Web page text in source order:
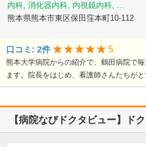
内科, 消化器内科, 内視鏡内科, ...
熊本県熊本市東区保田窪本町10-112
口コミ: 2件 5
熊本大学病院からの紹介で、鶴田病院で
ます。院長をはじめ、看護師さんたちが
【病院なびドクタビュー】ド